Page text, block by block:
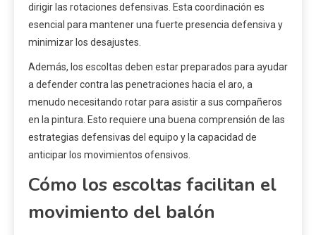
dirigir las rotaciones defensivas. Esta coordinación es
esencial para mantener una fuerte presencia defensiva y
minimizar los desajustes.
Además, los escoltas deben estar preparados para ayudar
a defender contra las penetraciones hacia el aro, a
menudo necesitando rotar para asistir a sus compañeros
en la pintura. Esto requiere una buena comprensión de las
estrategias defensivas del equipo y la capacidad de
anticipar los movimientos ofensivos.
Cómo los escoltas facilitan el
movimiento del balón